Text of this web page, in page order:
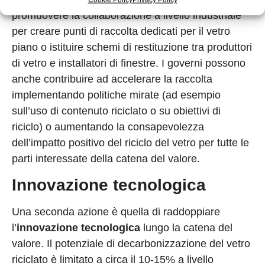
promuovere la collaborazione a livello industriale
per creare punti di raccolta dedicati per il vetro
piano o istituire schemi di restituzione tra produttori
di vetro e installatori di finestre. I governi possono
anche contribuire ad accelerare la raccolta
implementando politiche mirate (ad esempio
sull’uso di contenuto riciclato o su obiettivi di
riciclo) o aumentando la consapevolezza
dell’impatto positivo del riciclo del vetro per tutte le
parti interessate della catena del valore.
Innovazione tecnologica
Una seconda azione è quella di raddoppiare
l’innovazione tecnologica lungo la catena del
valore. Il potenziale di decarbonizzazione del vetro
riciclato è limitato a circa il 10-15% a livello